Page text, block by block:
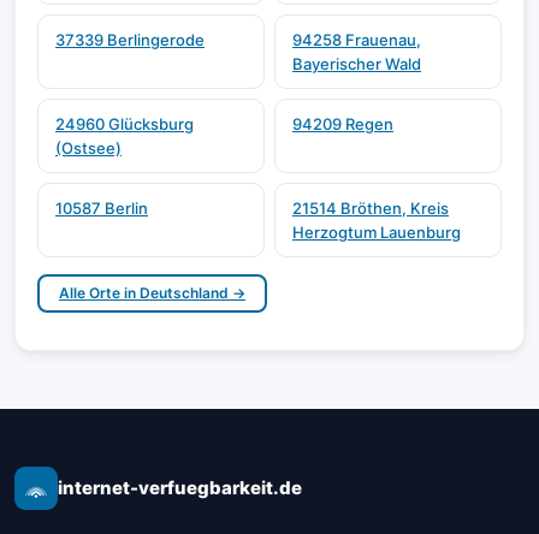
37339 Berlingerode
94258 Frauenau,
Bayerischer Wald
24960 Glücksburg
(Ostsee)
94209 Regen
10587 Berlin
21514 Bröthen, Kreis
Herzogtum Lauenburg
Alle Orte in Deutschland →
internet-verfuegbarkeit.de